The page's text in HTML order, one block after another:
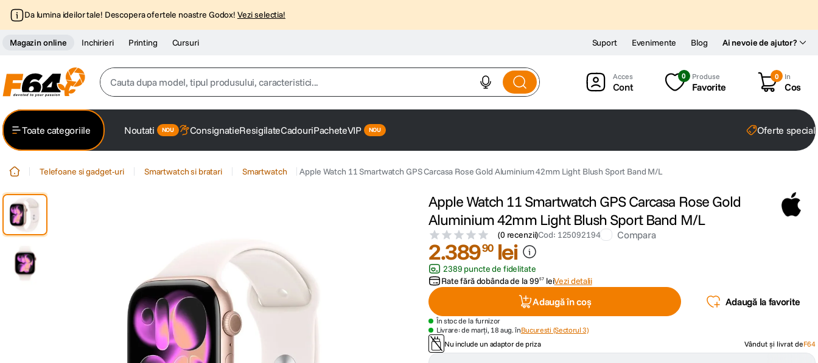
Da lumina ideilor tale! Descopera ofertele noastre Godox! Vezi selectia!
Magazin online Inchirieri Printing Cursuri Ai nevoie de ajutor?
Suport Evenimente Blog
Cauta dupa model, tipul produsului, caracteristici...
trepied
lavaliera
7 card memorie
dji mic mini
Cont
0 Produse
Favorite
0 In
Cos
Toate categoriile Noutati ConsignatieResigilateCadouriPacheteVIP Oferte
Telefoane si gadget-uri Smartwatch si bratari Smartwatch Apple Watch 11 Smartwatch GPS Carcasa Rose Gold Aluminium 42mm Light Blush Sport Band M/L
Apple Watch 11 Smartwatch GPS Carcasa Rose Gold
Aluminium 42mm Light Blush Sport Band M/L
(0 recenzii)Cod: 125092194 Compara
2.38990 lei
2389 puncte de fidelitate
Rate fără dobânda de la9957 leiVezi detalii
Adaugă în coș Adaugă la favorite
În stoc de la furnizor
Livrare: de marți, 18 aug. înBucuresti (Sectorul 3)
Nu include un adaptor de priza
Vândut și livrat deF64